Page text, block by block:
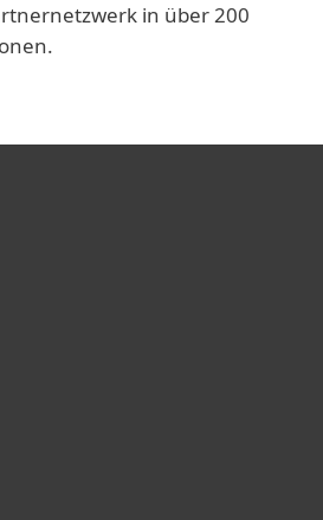
in über 200